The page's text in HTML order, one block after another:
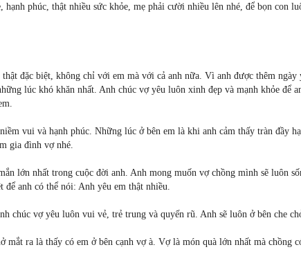
hạnh phúc, thật nhiều sức khỏe, mẹ phải cười nhiều lên nhé, để bọn con
đặc biệt, không chỉ với em mà với cả anh nữa. Vì anh được thêm ngày
lúc khó khăn nhất. Anh chúc vợ yêu luôn xinh đẹp và mạnh khỏe để
vui và hạnh phúc. Những lúc ở bên em là khi anh cảm thấy tràn đầy
gia đình vợ nhé.
lớn nhất trong cuộc đời anh. Anh mong muốn vợ chồng mình sẽ luôn
anh có thể nói: Anh yêu em thật nhiều.
chúc vợ yêu luôn vui vẻ, trẻ trung và quyến rũ. Anh sẽ luôn ở bên che
mắt ra là thấy có em ở bên cạnh vợ à. Vợ là món quà lớn nhất mà chồng